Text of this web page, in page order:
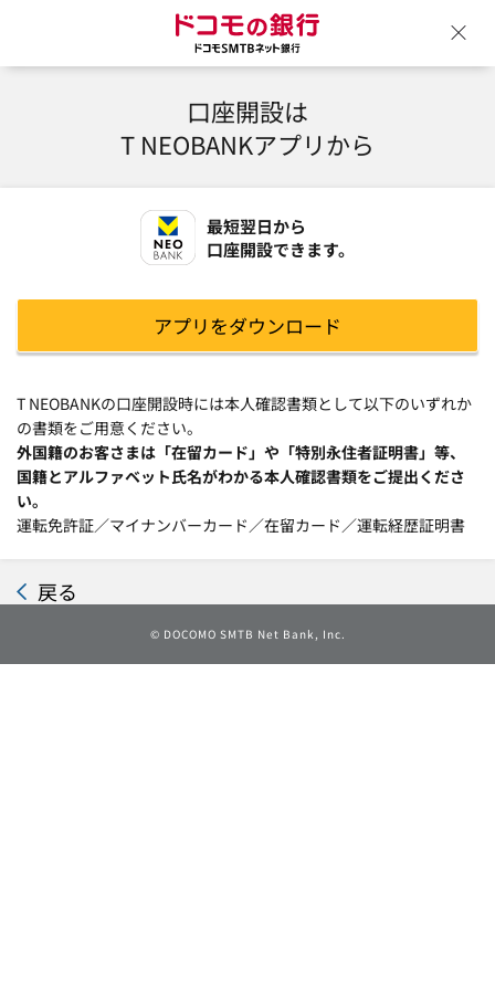
口座開設は
T NEOBANKアプリから
最短翌日から
口座開設できます。
アプリをダウンロード
T NEOBANKの口座開設時には本人確認書類として以下のいずれか
の書類をご用意ください。
外国籍のお客さまは「在留カード」や「特別永住者証明書」等、
国籍とアルファベット氏名がわかる本人確認書類をご提出くださ
い。
運転免許証／マイナンバーカード／在留カード／運転経歴証明書
戻る
© DOCOMO SMTB Net Bank, Inc.